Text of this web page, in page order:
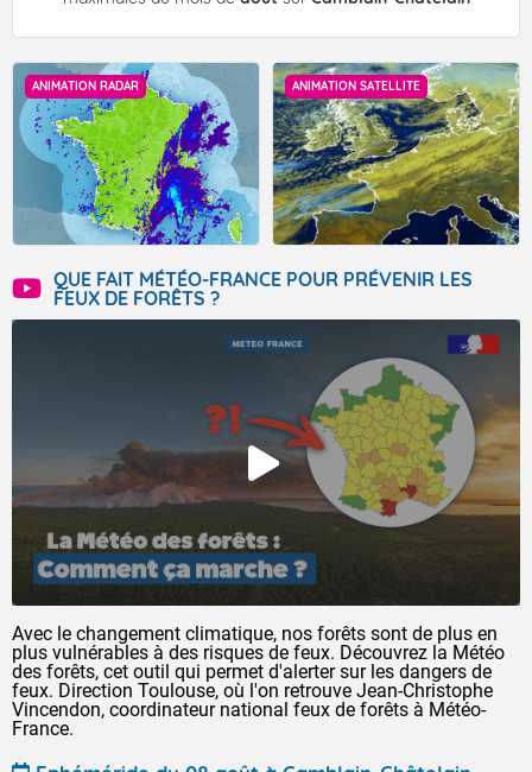
ANIMATION RADAR ANIMATION SATELLITE
QUE FAIT MÉTÉO-FRANCE POUR PRÉVENIR LES
FEUX DE FORÊTS ?
Avec le changement climatique, nos forêts sont de plus en
plus vulnérables à des risques de feux. Découvrez la Météo
des forêts, cet outil qui permet d'alerter sur les dangers de
feux. Direction Toulouse, où l'on retrouve Jean-Christophe
Vincendon, coordinateur national feux de forêts à Météo-
France.